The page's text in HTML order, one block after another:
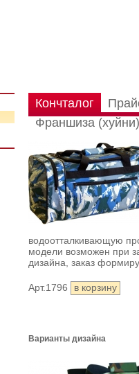
Кончталог
Франшиза (хуйни)
водоотталкивающую
модели возможен при
дизайна, заказ
Арт.1796
Варианты дизайна